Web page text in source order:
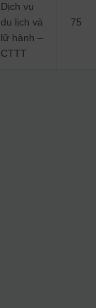
Dịch vụ
du lịch và
lữ hành –
CTTT
75